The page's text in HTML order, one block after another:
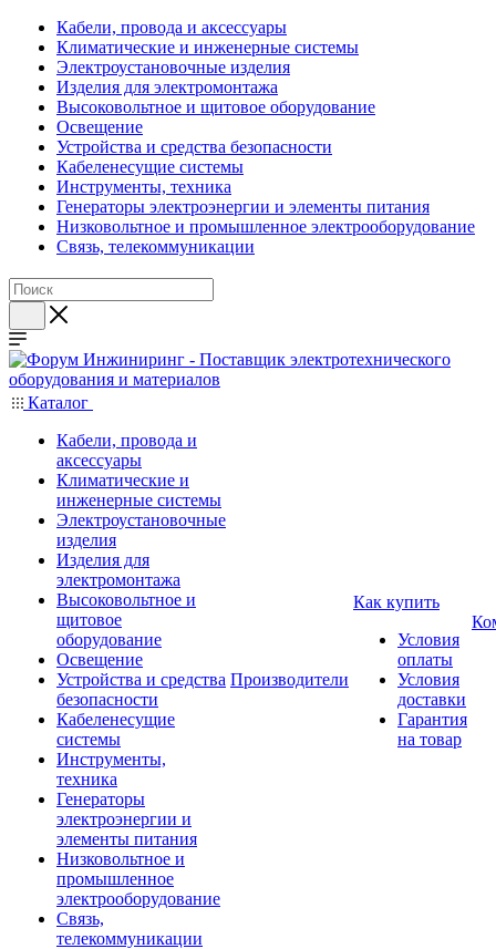
Кабели, провода и аксессуары
Климатические и инженерные системы
Электроустановочные изделия
Изделия для электромонтажа
Высоковольтное и щитовое оборудование
Освещение
Устройства и средства безопасности
Кабеленесущие системы
Инструменты, техника
Генераторы электроэнергии и элементы питания
Низковольтное и промышленное электрооборудование
Связь, телекоммуникации
Каталог
Кабели, провода и
аксессуары
Климатические и
инженерные системы
Электроустановочные
изделия
Изделия для
электромонтажа
Высоковольтное и
щитовое
оборудование
Освещение
Устройства и средства
безопасности
Кабеленесущие
системы
Инструменты,
техника
Генераторы
электроэнергии и
элементы питания
Низковольтное и
промышленное
электрооборудование
Связь,
телекоммуникации
Производители
Как купить
Условия
оплаты
Условия
доставки
Гарантия
на товар